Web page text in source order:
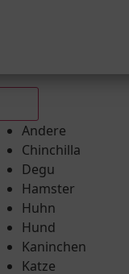
Andere
Chinchilla
Degu
Hamster
Huhn
Hund
Kaninchen
Katze